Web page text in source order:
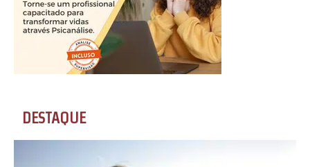
DESTAQUE